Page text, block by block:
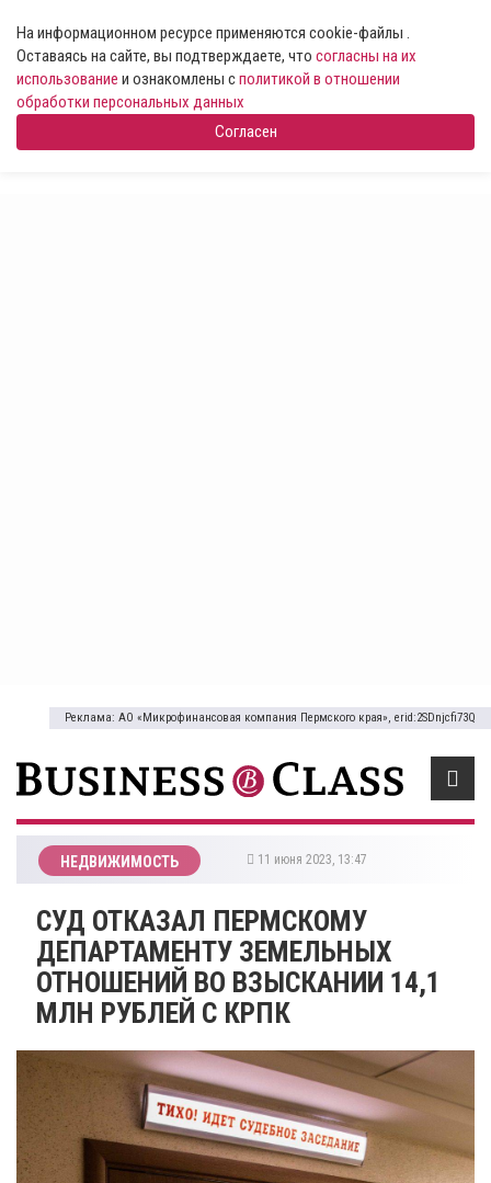
На информационном ресурсе применяются cookie-файлы .
Оставаясь на сайте, вы подтверждаете, что согласны на их
использование и ознакомлены сполитикой в отношении
обработки персональных данных
Согласен
Реклама: АО «Микрофинансовая компания Пермского края», erid:2SDnjcfi73Q
НЕДВИЖИМОСТЬ 11 июня 2023, 13:47
​СУД ОТКАЗАЛ ПЕРМСКОМУ
ДЕПАРТАМЕНТУ ЗЕМЕЛЬНЫХ
ОТНОШЕНИЙ ВО ВЗЫСКАНИИ 14,1
МЛН РУБЛЕЙ С КРПК